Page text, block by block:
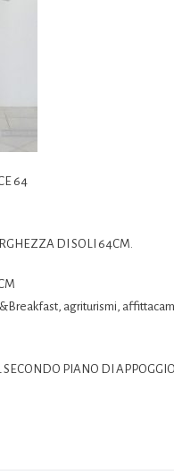
64
DI SOLI 64CM.
agriturismi,
PIANO DI